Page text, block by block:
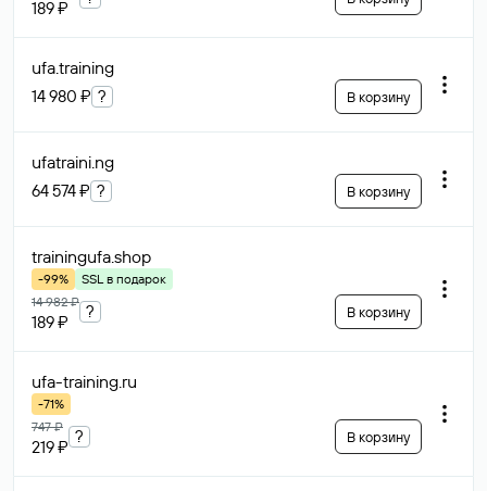
189 ₽
ufa.training
14 980 ₽ ? В корзину
ufatraini.ng
64 574 ₽ ? В корзину
trainingufa.shop
-99%
SSL в подарок
14 982 ₽
189 ₽
? В корзину
ufa-training.ru
-71%
747 ₽
219 ₽
? В корзину